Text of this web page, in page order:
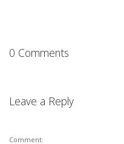
0 Comments
Leave a Reply
Comment: